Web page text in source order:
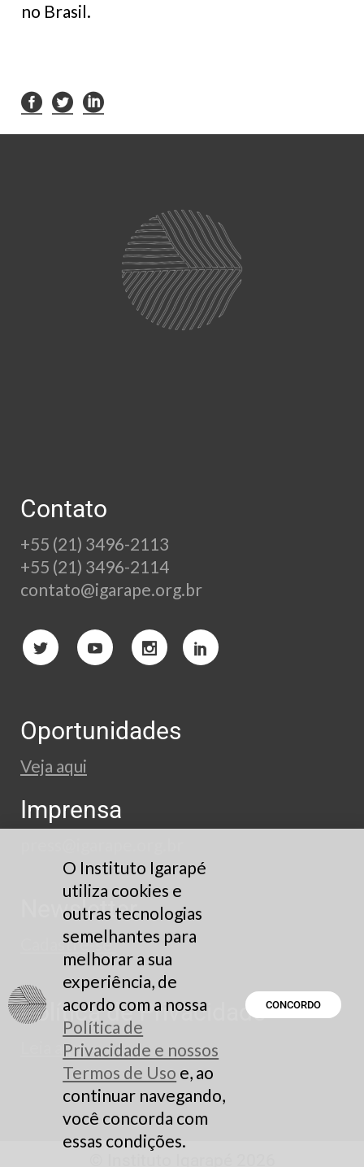
no Brasil.
Contato
+55 (21) 3496-2113
+55 (21) 3496-2114
contato@igarape.org.br
Oportunidades
Veja aqui
Imprensa
Newsletter
Cadastre-se
Política de Privacidade
Leia aqui
O Instituto Igarapé
utiliza cookies e
outras tecnologias
semelhantes para
melhorar a sua
experiência, de
acordo com a nossa
Política de
Privacidade e nossos
Termos de Uso e, ao
continuar navegando,
você concorda com
essas condições.
CONCORDO